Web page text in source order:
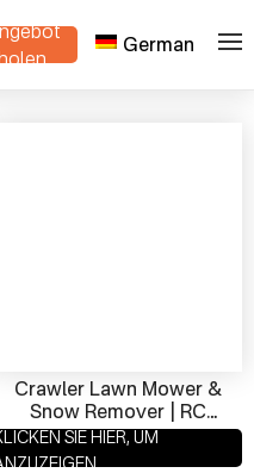
German
Crawler Lawn Mower &
Snow Remover | RC
Smart Crawler For
Year-Round Use
SIE HIER, UM